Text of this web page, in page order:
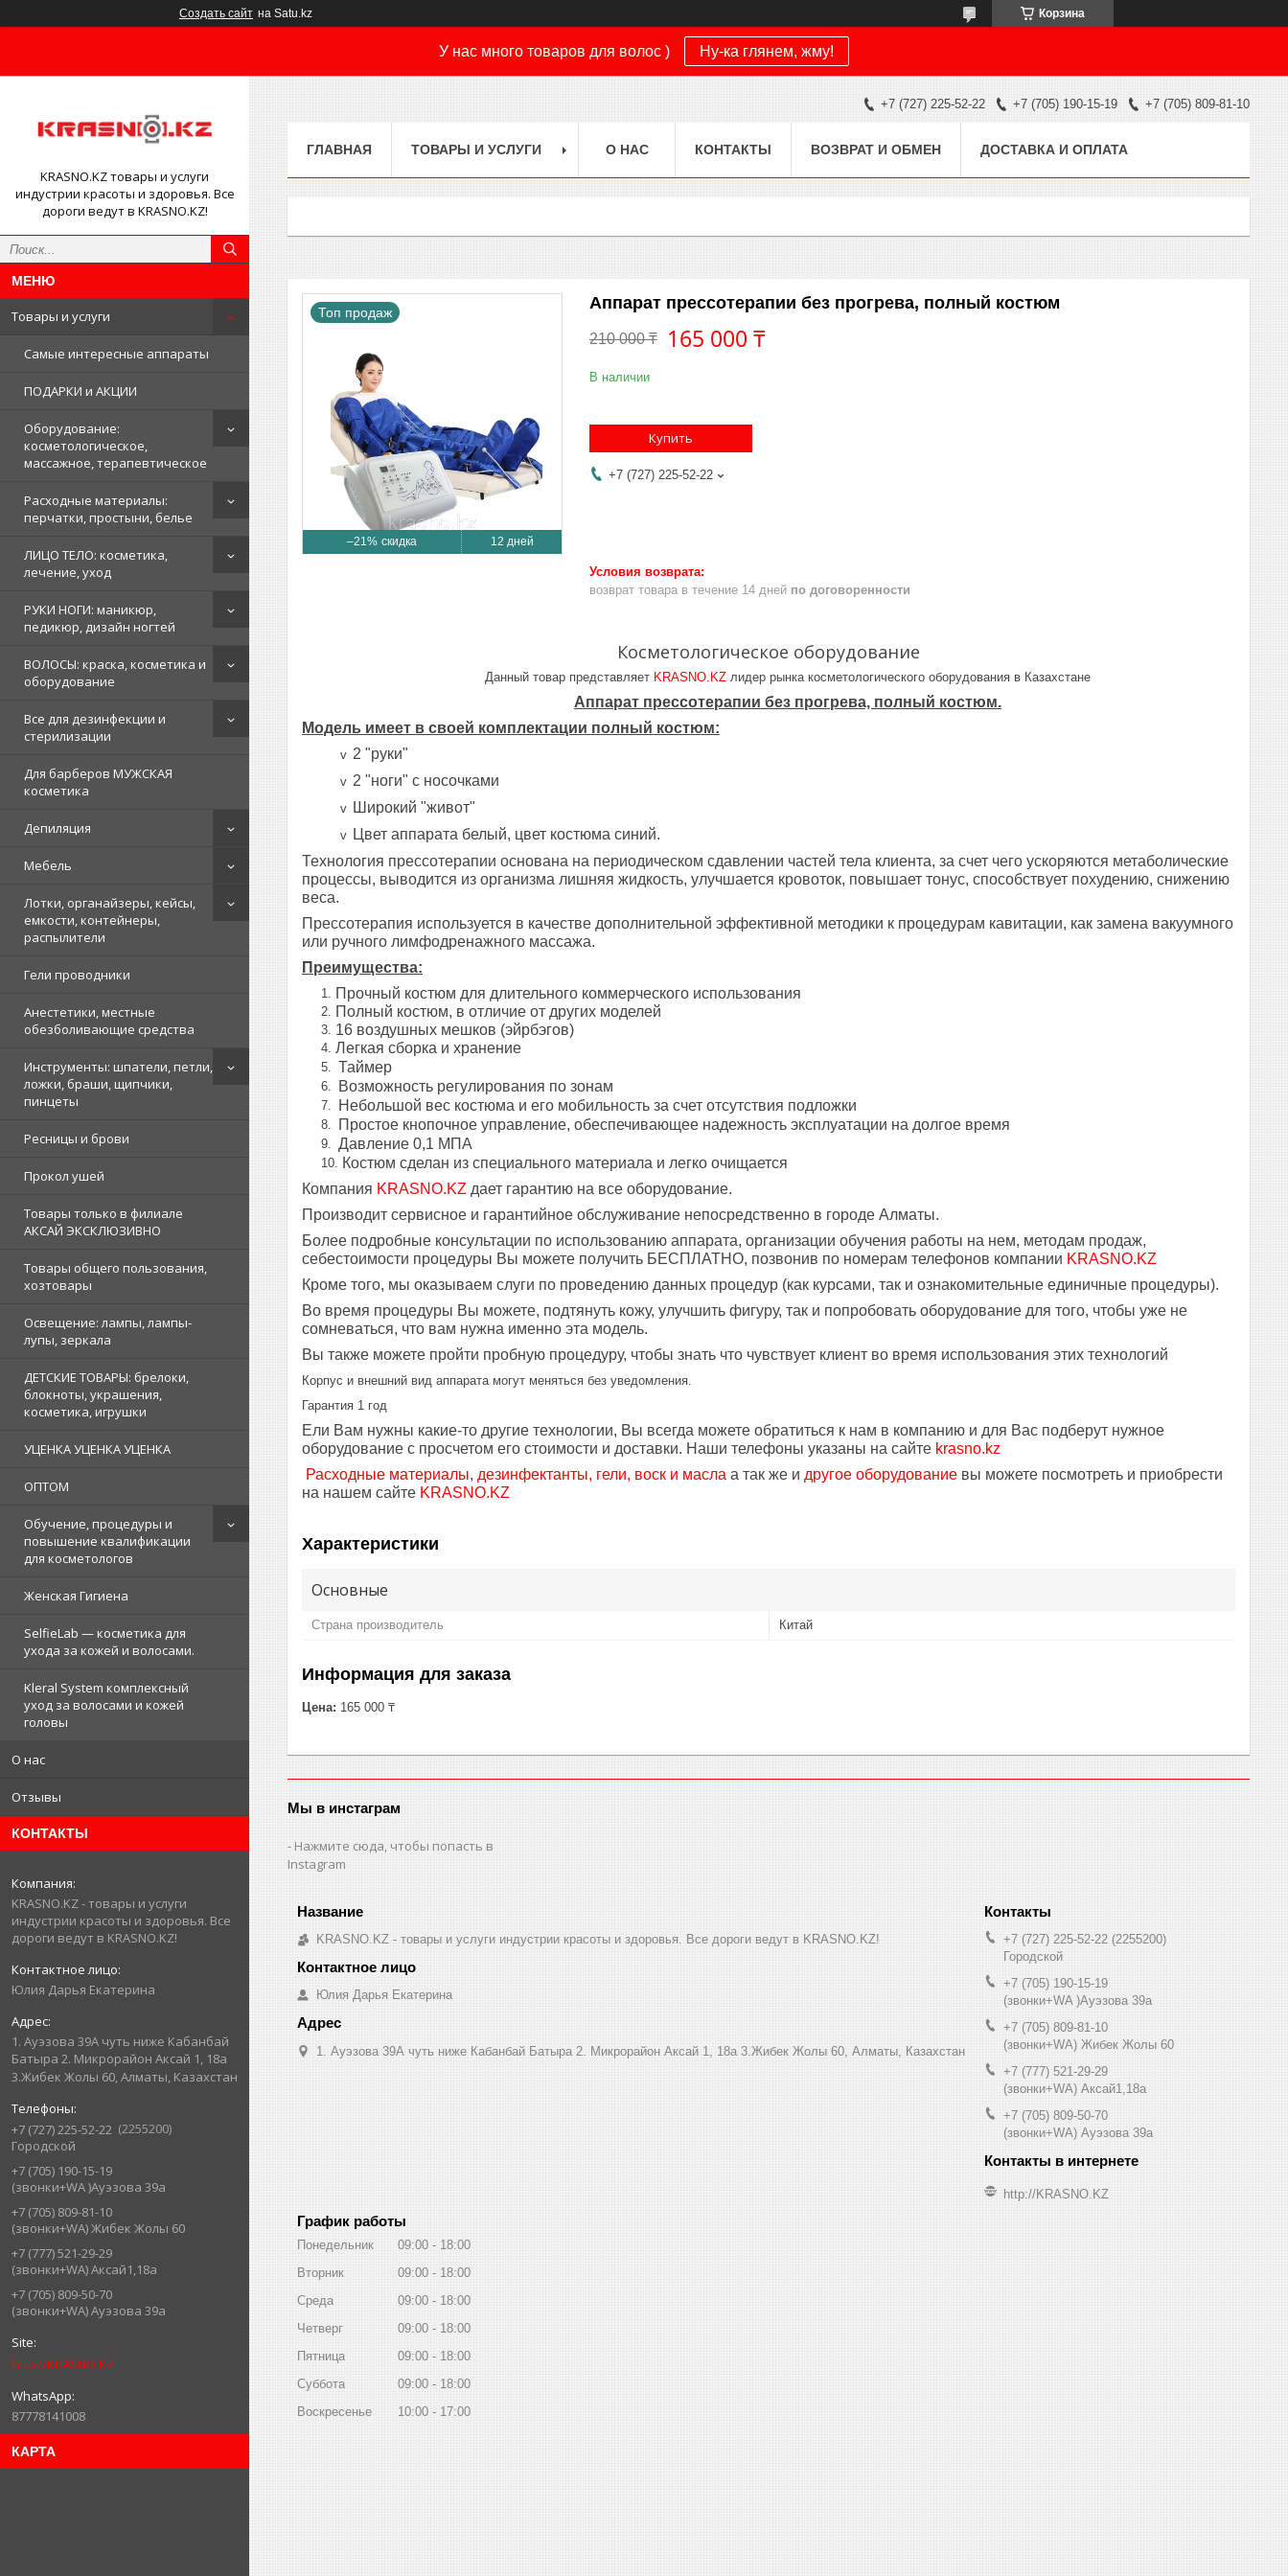
Создать сайт на Satu.kz Корзина
У нас много товаров для волос ) Ну-ка глянем, жму!
KRASNO.KZ товары и услуги
индустрии красоты и здоровья. Все
дороги ведут в KRASNO.KZ!
Товары и услуги
Самые интересные аппараты
ПОДАРКИ и АКЦИИ
Оборудование:
косметологическое,
массажное, терапевтическое
Расходные материалы:
перчатки, простыни, белье
ЛИЦО ТЕЛО: косметика,
лечение, уход
РУКИ НОГИ: маникюр,
педикюр, дизайн ногтей
ВОЛОСЫ: краска, косметика и
оборудование
Все для дезинфекции и
стерилизации
Для барберов МУЖСКАЯ
косметика
Депиляция
Мебель
Лотки, органайзеры, кейсы,
емкости, контейнеры,
распылители
Гели проводники
Анестетики, местные
обезболивающие средства
Инструменты: шпатели, петли,
ложки, браши, щипчики,
пинцеты
Ресницы и брови
Прокол ушей
Товары только в филиале
АКСАЙ ЭКСКЛЮЗИВНО
Товары общего пользования,
хозтовары
Освещение: лампы, лампы-
лупы, зеркала
ДЕТСКИЕ ТОВАРЫ: брелоки,
блокноты, украшения,
косметика, игрушки
УЦЕНКА УЦЕНКА УЦЕНКА
ОПТОМ
Обучение, процедуры и
повышение квалификации
для косметологов
Женская Гигиена
SelfieLab — косметика для
ухода за кожей и волосами.
Kleral System комплексный
уход за волосами и кожей
головы
О нас
Отзывы
КОНТАКТЫ
KRASNO.KZ - товары и услуги
индустрии красоты и здоровья. Все
дороги ведут в KRASNO.KZ!
Юлия Дарья Екатерина
1. Ауэзова 39А чуть ниже Кабанбай
Батыра ㅤㅤㅤㅤㅤㅤㅤㅤㅤㅤㅤㅤㅤㅤ2. ​Микрорайон Аксай 1, 18а
3.Жибек Жолы 60, Алматы, Казахстан
+7 (727) 225-52-22 2255200
Городской
+7 (705) 190-15-19
(звонки+WA )Ауэзова 39а
+7 (705) 809-81-10
(звонки+WA) Жибек Жолы 60
+7 (777) 521-29-29
(звонки+WA) Аксай1,18а
+7 (705) 809-50-70
(звонки+WA) Ауэзова 39а
http://KRASNO.KZ
87778141008
КАРТА
+7 (727) 225-52-22 +7 (705) 190-15-19 +7 (705) 809-81-10
ГЛАВНАЯ ТОВАРЫ И УСЛУГИ О НАС КОНТАКТЫ ВОЗВРАТ И ОБМЕН ДОСТАВКА И ОПЛАТА
–21% 12 дней
Топ продаж Аппарат прессотерапии без прогрева, полный костюм
210 000 ₸ 165 000 ₸
В наличии
Купить
+7 (727) 225-52-22
возврат товара в течение 14 дней по договоренности
Косметологическое оборудование
Данный товар представляет KRASNO.KZ лидер рынка косметологического оборудования в Казахстане
Аппарат прессотерапии без прогрева, полный костюм.
Модель имеет в своей комплектации полный костюм:
v 2 "руки"
v 2 "ноги" с носочками
v Широкий "живот"
v Цвет аппарата белый, цвет костюма синий.
Технология прессотерапии основана на периодическом сдавлении частей тела клиента, за счет чего ускоряются метаболические
процессы, выводится из организма лишняя жидкость, улучшается кровоток, повышает тонус, способствует похудению, снижению
веса.
Прессотерапия используется в качестве дополнительной эффективной методики к процедурам кавитации, как замена вакуумного
или ручного лимфодренажного массажа.
Преимущества:
Прочный костюм для длительного коммерческого использования
Полный костюм, в отличие от других моделей
16 воздушных мешков (эйрбэгов)
Легкая сборка и хранение
Таймер
Возможность регулирования по зонам
Небольшой вес костюма и его мобильность за счет отсутствия подложки
Простое кнопочное управление, обеспечивающее надежность эксплуатации на долгое время
Давление 0,1 МПА
Костюм сделан из специального материала и легко очищается
Компания KRASNO.KZ дает гарантию на все оборудование.
Производит сервисное и гарантийное обслуживание непосредственно в городе Алматы.
Более подробные консультации по использованию аппарата, организации обучения работы на нем, методам продаж,
себестоимости процедуры Вы можете получить БЕСПЛАТНО, позвонив по номерам телефонов компании KRASNO.KZ
Кроме того, мы оказываем слуги по проведению данных процедур (как курсами, так и ознакомительные единичные процедуры).
Во время процедуры Вы можете, подтянуть кожу, улучшить фигуру, так и попробовать оборудование для того, чтобы уже не
сомневаться, что вам нужна именно эта модель.
Вы также можете пройти пробную процедуру, чтобы знать что чувствует клиент во время использования этих технологий
Корпус и внешний вид аппарата могут меняться без уведомления.
Гарантия 1 год
Ели Вам нужны какие-то другие технологии, Вы всегда можете обратиться к нам в компанию и для Вас подберут нужное
оборудование с просчетом его стоимости и доставки. Наши телефоны указаны на сайте krasno.kz
Расходные материалы, дезинфектанты, гели, воск и масла а так же и другое оборудование вы можете посмотреть и приобрести
на нашем сайте KRASNO.KZ
Характеристики
Основные
Страна производитель Китай
Информация для заказа
Цена: 165 000 ₸
Мы в инстаграм
Нажмите сюда, чтобы попасть в
Instagram
KRASNO.KZ - товары и услуги индустрии красоты и здоровья. Все дороги ведут в KRASNO.KZ!
Юлия Дарья Екатерина
1. Ауэзова 39А чуть ниже Кабанбай Батыра ㅤㅤㅤㅤㅤㅤㅤㅤㅤㅤㅤㅤㅤㅤ2. ​Микрорайон Аксай 1, 18а 3.Жибек Жолы 60, Алматы, Казахстан
+7 (727) 225-52-22 2255200
Городской
+7 (705) 190-15-19
(звонки+WA )Ауэзова 39а
+7 (705) 809-81-10
(звонки+WA) Жибек Жолы 60
+7 (777) 521-29-29
(звонки+WA) Аксай1,18а
+7 (705) 809-50-70
(звонки+WA) Ауэзова 39а
http://KRASNO.KZ
График работы
Понедельник 09:00
18:00
Вторник
09:00
18:00
Среда
09:00
18:00
Четверг
09:00
18:00
Пятница
09:00
18:00
Суббота
09:00
18:00
Воскресенье
10:00 17:00